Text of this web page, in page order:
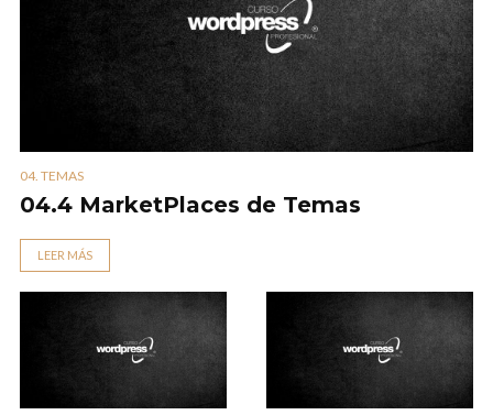
04. TEMAS
04.4 MarketPlaces de Temas
LEER MÁS